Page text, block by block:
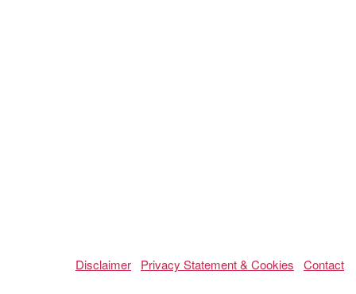
Disclaimer Privacy Statement & Cookies
Contact